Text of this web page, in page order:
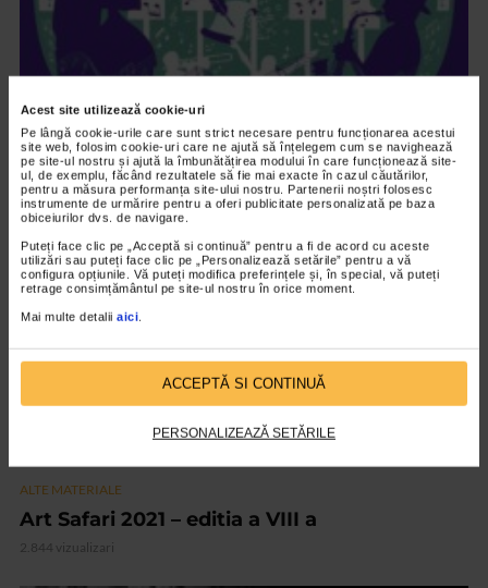
Acest site utilizează cookie-uri
Pe lângă cookie-urile care sunt strict necesare pentru funcționarea acestui
site web, folosim cookie-uri care ne ajută să înțelegem cum se navighează
pe site-ul nostru și ajută la îmbunătățirea modului în care funcționează site-
ul, de exemplu, făcând rezultatele să fie mai exacte în cazul căutărilor,
pentru a măsura performanța site-ului nostru. Partenerii noștri folosesc
instrumente de urmărire pentru a oferi publicitate personalizată pe baza
obiceiurilor dvs. de navigare.
Puteți face clic pe „Acceptă si continuă” pentru a fi de acord cu aceste
utilizări sau puteți face clic pe „Personalizează setările” pentru a vă
configura opțiunile. Vă puteți modifica preferințele și, în special, vă puteți
retrage consimțământul pe site-ul nostru în orice moment.
Mai multe detalii aici
ACCEPTĂ SI CONTINUĂ
PERSONALIZEAZĂ SETĂRILE
ALTE MATERIALE
Maratonul de Poezie si Jazz 2023
1.611 vizualizari
ALTE MATERIALE
Art Safari 2021 – editia a VIII a
2.844 vizualizari